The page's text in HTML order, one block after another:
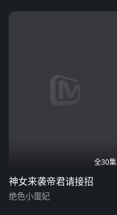
全30集
神女来袭帝君请接招
绝色小蛋妃